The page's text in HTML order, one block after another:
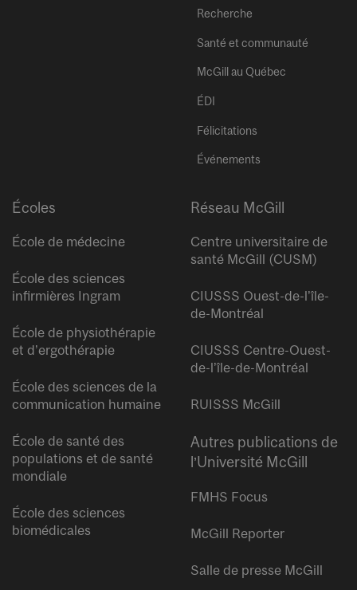
Recherche
Santé et communauté
McGill au Québec
ÉDI
Félicitations
Événements
Écoles
École de médecine
École des sciences
infirmières Ingram
École de physiothérapie
et d’ergothérapie
École des sciences de la
communication humaine
École de santé des
populations et de santé
mondiale
École des sciences
biomédicales
Réseau McGill
Centre universitaire de
santé McGill (CUSM)
CIUSSS Ouest-de-l’île-
de-Montréal
CIUSSS Centre-Ouest-
de-l’île-de-Montréal
RUISSS McGill
Autres publications de
l’Université McGill
FMHS Focus
McGill Reporter
Salle de presse McGill